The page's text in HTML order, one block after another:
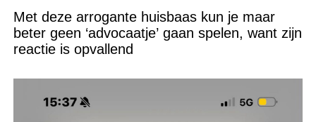
Met deze arrogante huisbaas kun je maar
beter geen ‘advocaatje’ gaan spelen, want zijn
reactie is opvallend